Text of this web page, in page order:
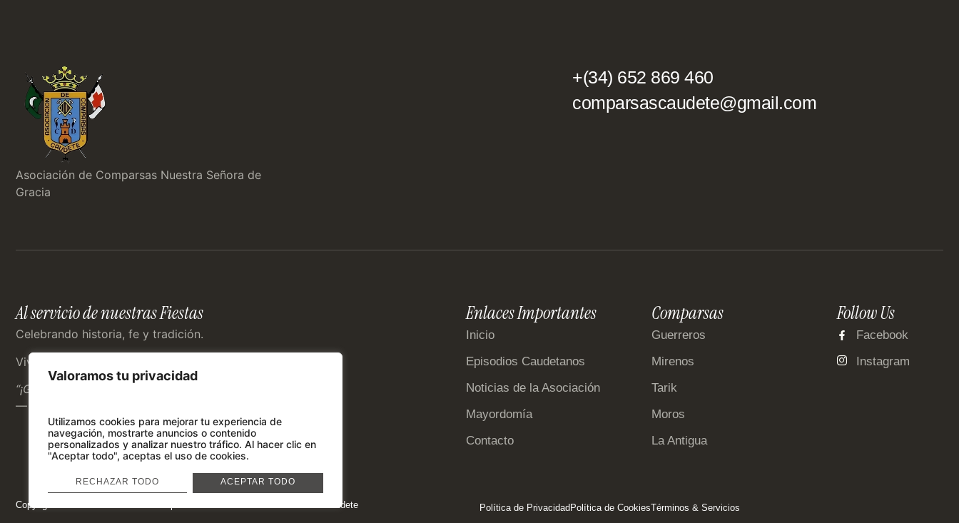
Valoramos tu privacidad
Utilizamos cookies para mejorar tu experiencia de
navegación, mostrarte anuncios o contenido
personalizados y analizar nuestro tráfico. Al hacer clic en
"Aceptar todo", aceptas el uso de cookies.
RECHAZAR TODO ACEPTAR TODO
Asociación de Comparsas Nuestra Señora de
Gracia
+(34) 652 869 460
comparsascaudete@gmail.com
Al servicio de nuestras Fiestas
Celebrando historia, fe y tradición.
Vive las Fiestas de Moros y Cristianos con nosotros.
“¡Gloria a los vencedores, honra a los vencidos!”
— Episodios Caudetanos
Enlaces Importantes
Inicio
Episodios Caudetanos
Noticias de la Asociación
Mayordomía
Contacto
Comparsas
Guerreros
Mirenos
Tarik
Moros
La Antigua
Follow Us
Facebook
Instagram
Copyright © 2026 Asociación de Comparsas Nuestra Señora de Gracia de Caudete Política de Privacidad Política de CookiesTérminos & Servicios